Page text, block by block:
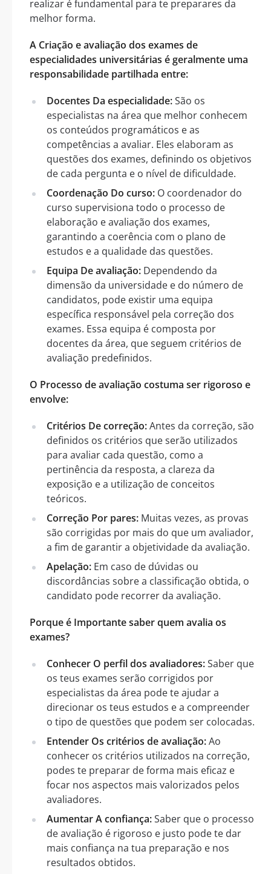
realizar é fundamental para te preparares da
melhor forma.
A Criação e avaliação dos exames de
especialidades universitárias é geralmente uma
responsabilidade partilhada entre:
Docentes Da especialidade:São os
especialistas na área que melhor conhecem
os conteúdos programáticos e as
competências a avaliar. Eles elaboram as
questões dos exames, definindo os objetivos
de cada pergunta e o nível de dificuldade.
Coordenação Do curso: O coordenador do
curso supervisiona todo o processo de
elaboração e avaliação dos exames,
garantindo a coerência com o plano de
estudos e a qualidade das questões.
Equipa De avaliação: Dependendo da
dimensão da universidade e do número de
candidatos, pode existir uma equipa
específica responsável pela correção dos
exames. Essa equipa é composta por
docentes da área, que seguem critérios de
avaliação predefinidos.
O Processo de avaliação costuma ser rigoroso e
envolve:
Critérios De correção:Antes da correção, são
definidos os critérios que serão utilizados
para avaliar cada questão, como a
pertinência da resposta, a clareza da
exposição e a utilização de conceitos
teóricos.
Correção Por pares: Muitas vezes, as provas
são corrigidas por mais do que um avaliador,
a fim de garantir a objetividade da avaliação.
Apelação: Em caso de dúvidas ou
discordâncias sobre a classificação obtida, o
candidato pode recorrer da avaliação.
Porque é Importante saber quem avalia os
exames?
Conhecer O perfil dos avaliadores:Saber que
os teus exames serão corrigidos por
especialistas da área pode te ajudar a
direcionar os teus estudos e a compreender
o tipo de questões que podem ser colocadas.
Entender Os critérios de avaliação:Ao
conhecer os critérios utilizados na correção,
podes te preparar de forma mais eficaz e
focar nos aspectos mais valorizados pelos
avaliadores.
Aumentar A confiança:Saber que o processo
de avaliação é rigoroso e justo pode te dar
mais confiança na tua preparação e nos
resultados obtidos.